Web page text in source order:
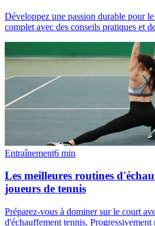
Développez une passion durable pour
complet avec des conseils pratiques et
Entraînement6 min
Les meilleures routines
joueurs de tennis
Préparez-vous à dominer sur le court
d'échauffement tennis.